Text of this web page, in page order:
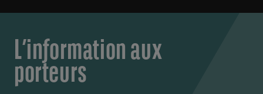
L’information aux
porteurs